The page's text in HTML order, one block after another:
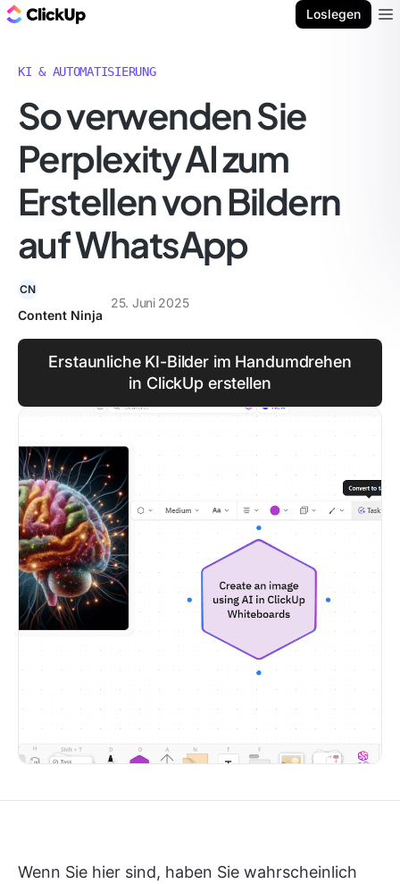
Loslegen
KI & AUTOMATISIERUNG
So verwenden Sie
Perplexity AI zum
Erstellen von Bildern
auf WhatsApp
CN
Content Ninja
25. Juni 2025
Erstaunliche KI-Bilder im Handumdrehen
in ClickUp erstellen
Wenn Sie hier sind, haben Sie wahrscheinlich